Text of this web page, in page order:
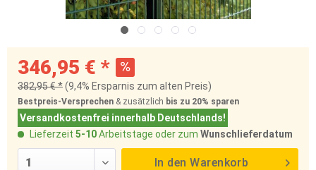
346,95 € *
382,95 € *(9,4% Ersparnis zum alten Preis)
Bestpreis-Versprechen & zusätzlich bis zu 20% sparen
Versandkostenfrei innerhalb Deutschlands!
Lieferzeit 5-10Arbeitstage oder zum Wunschlieferdatum
In den Warenkorb